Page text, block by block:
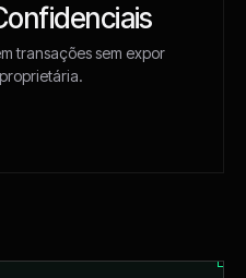
transações sem expor